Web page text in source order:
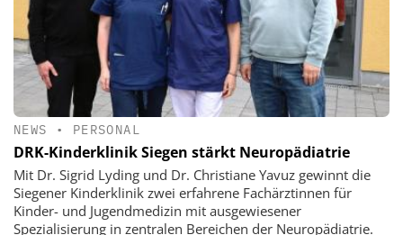
NEWS • PERSONAL
DRK-Kinderklinik Siegen stärkt Neuropädiatrie
Mit Dr. Sigrid Lyding und Dr. Christiane Yavuz gewinnt die
Siegener Kinderklinik zwei erfahrene Fachärztinnen für
Kinder- und Jugendmedizin mit ausgewiesener
Spezialisierung in zentralen Bereichen der Neuropädiatrie.